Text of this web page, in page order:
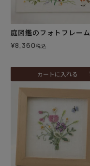
庭図鑑のフォトフレーム
¥8,360税込
カートに入れる